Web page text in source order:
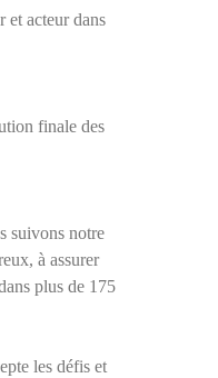
et acteur dans
finale des
suivons notre
à assurer
plus de 175
les défis et